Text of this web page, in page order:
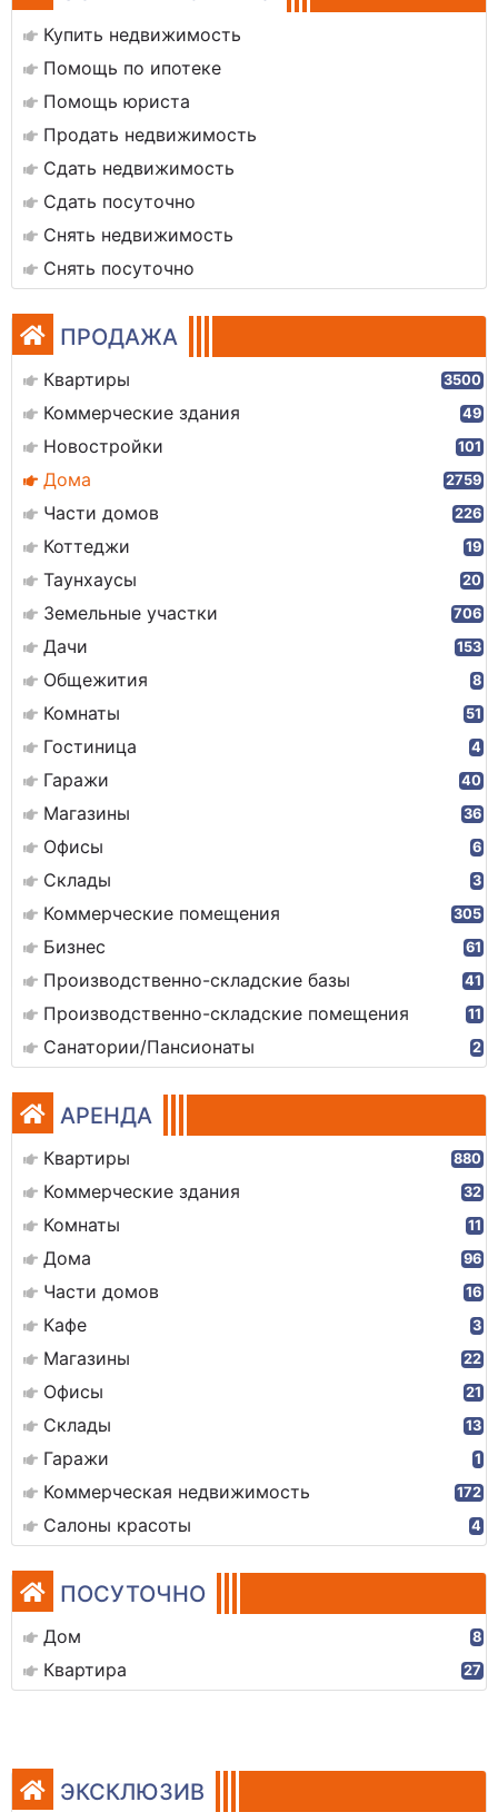
Купить недвижимость
Помощь по ипотеке
Помощь юриста
Продать недвижимость
Сдать недвижимость
Сдать посуточно
Снять недвижимость
Снять посуточно
ПРОДАЖА
Квартиры 3500
Коммерческие здания 49
Новостройки 101
Дома 2759
Части домов 226
Коттеджи 19
Таунхаусы 20
Земельные участки 706
Дачи 153
Общежития 8
Комнаты 51
Гостиница 4
Гаражи 40
Магазины 36
Офисы 6
Склады 3
Коммерческие помещения 305
Бизнес 61
Производственно-складские базы 41
Производственно-складские помещения 11
Санатории/Пансионаты 2
АРЕНДА
Квартиры 880
Коммерческие здания 32
Комнаты 11
Дома 96
Части домов 16
Кафе 3
Магазины 22
Офисы 21
Склады 13
Гаражи 1
Коммерческая недвижимость 172
Салоны красоты 4
ПОСУТОЧНО
Дом 8
Квартира 27
ЭКСКЛЮЗИВ